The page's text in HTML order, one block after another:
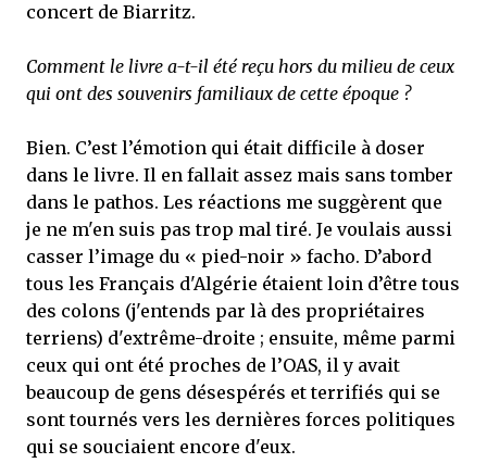
concert de Biarritz.
Comment le livre a-t-il été reçu hors du milieu de ceux
qui ont des souvenirs familiaux de cette époque ?
Bien. C’est l’émotion qui était difficile à doser
dans le livre. Il en fallait assez mais sans tomber
dans le pathos. Les réactions me suggèrent que
je ne m'en suis pas trop mal tiré. Je voulais aussi
casser l’image du « pied-noir » facho. D’abord
tous les Français d'Algérie étaient loin d’être tous
des colons (j'entends par là des propriétaires
terriens) d'extrême-droite ; ensuite, même parmi
ceux qui ont été proches de l’OAS, il y avait
beaucoup de gens désespérés et terrifiés qui se
sont tournés vers les dernières forces politiques
qui se souciaient encore d'eux.